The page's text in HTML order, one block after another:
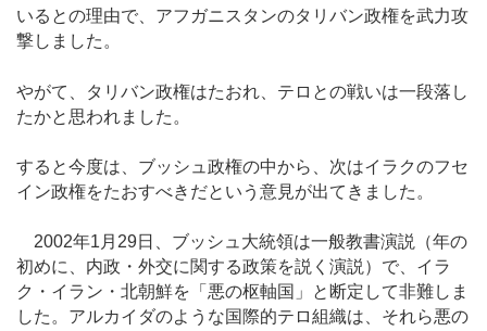
いるとの理由で、アフガニスタンのタリバン政権を武力攻
撃しました。
やがて、タリバン政権はたおれ、テロとの戦いは一段落し
たかと思われました。
すると今度は、ブッシュ政権の中から、次はイラクのフセ
イン政権をたおすべきだという意見が出てきました。
2002年1月29日、ブッシュ大統領は一般教書演説（年の
初めに、内政・外交に関する政策を説く演説）で、イラ
ク・イラン・北朝鮮を「悪の枢軸国」と断定して非難しま
した。アルカイダのような国際的テロ組織は、それら悪の